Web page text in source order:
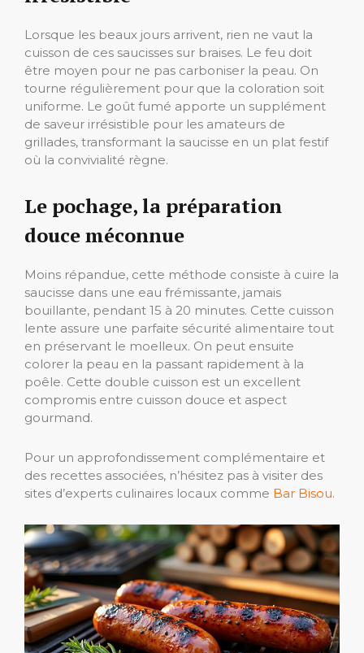
Lorsque les beaux jours arrivent, rien ne vaut la
cuisson de ces saucisses sur braises. Le feu doit
être moyen pour ne pas carboniser la peau. On
tourne régulièrement pour que la coloration soit
uniforme. Le goût fumé apporte un supplément
de saveur irrésistible pour les amateurs de
grillades, transformant la saucisse en un plat festif
où la convivialité règne.
Le pochage, la préparation
douce méconnue
Moins répandue, cette méthode consiste à cuire la
saucisse dans une eau frémissante, jamais
bouillante, pendant 15 à 20 minutes. Cette cuisson
lente assure une parfaite sécurité alimentaire tout
en préservant le moelleux. On peut ensuite
colorer la peau en la passant rapidement à la
poêle. Cette double cuisson est un excellent
compromis entre cuisson douce et aspect
gourmand.
Pour un approfondissement complémentaire et
des recettes associées, n’hésitez pas à visiter des
sites d’experts culinaires locaux comme Bar Bisou.